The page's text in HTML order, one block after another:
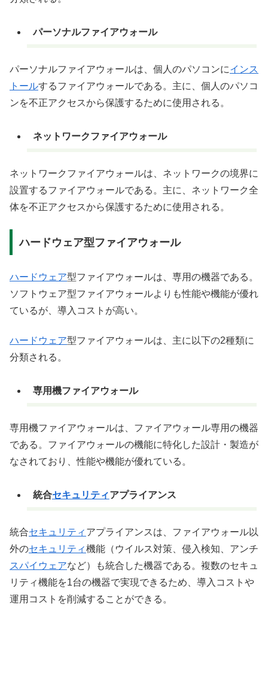
パーソナルファイアウォール
パーソナルファイアウォールは、個人のパソコンにインス
トールするファイアウォールである。主に、個人のパソコ
ンを不正アクセスから保護するために使用される。
ネットワークファイアウォール
ネットワークファイアウォールは、ネットワークの境界に
設置するファイアウォールである。主に、ネットワーク全
体を不正アクセスから保護するために使用される。
ハードウェア型ファイアウォール
ハードウェア型ファイアウォールは、専用の機器である。
ソフトウェア型ファイアウォールよりも性能や機能が優れ
ているが、導入コストが高い。
ハードウェア型ファイアウォールは、主に以下の2種類に
分類される。
専用機ファイアウォール
専用機ファイアウォールは、ファイアウォール専用の機器
である。ファイアウォールの機能に特化した設計・製造が
なされており、性能や機能が優れている。
統合セキュリティアプライアンス
統合セキュリティ アプライアンスは、ファイアウォール以
外のセキュリティ機能（ウイルス対策、侵入検知、アンチ
スパイウェアなど）も統合した機器である。複数のセキュ
リティ機能を1台の機器で実現できるため、導入コストや
運用コストを削減することができる。